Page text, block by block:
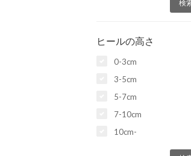
ヒールの高さ
0-3cm
3-5cm
5-7cm
7-10cm
10cm-